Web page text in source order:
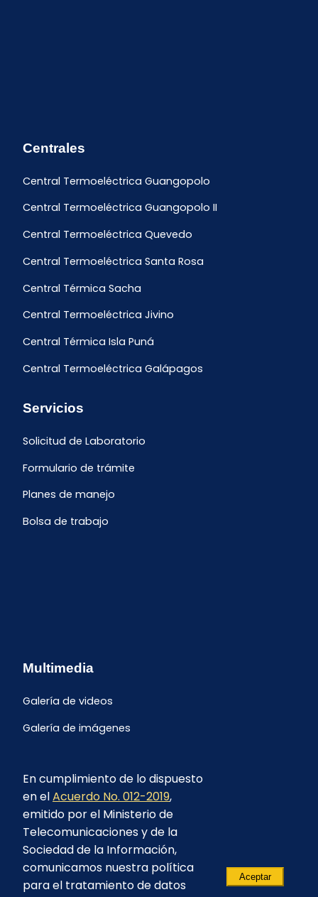
Centrales
Central Termoeléctrica Guangopolo
Central Termoeléctrica Guangopolo II
Central Termoeléctrica Quevedo
Central Termoeléctrica Santa Rosa
Central Térmica Sacha
Central Termoeléctrica Jivino
Central Térmica Isla Puná
Central Termoeléctrica Galápagos
Servicios
Solicitud de Laboratorio
Formulario de trámite
Planes de manejo
Bolsa de trabajo
Multimedia
Galería de videos
Galería de imágenes
En cumplimiento de lo dispuesto
en elAcuerdo No. 012-2019,
emitido por el Ministerio de
Telecomunicaciones y de la
Sociedad de la Información,
comunicamos nuestra política
para el tratamiento de datos
Aceptar